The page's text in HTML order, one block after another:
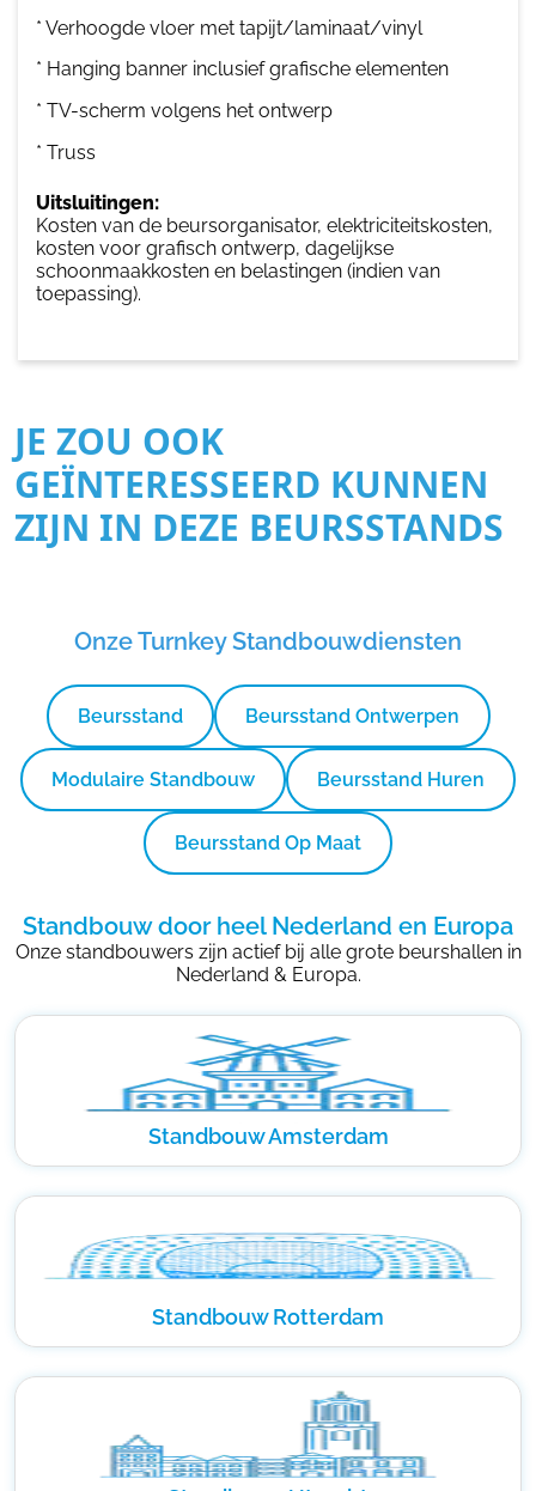
* Verhoogde vloer met tapijt/laminaat/vinyl
* Hanging banner inclusief grafische elementen
* TV-scherm volgens het ontwerp
* Truss
Uitsluitingen:
Kosten van de beursorganisator, elektriciteitskosten,
kosten voor grafisch ontwerp, dagelijkse
schoonmaakkosten en belastingen (indien van
toepassing).
JE ZOU OOK
GEÏNTERESSEERD KUNNEN
ZIJN IN DEZE BEURSSTANDS
Onze Turnkey Standbouwdiensten
Beursstand Beursstand Ontwerpen
Modulaire Standbouw Beursstand Huren
Beursstand Op Maat
Standbouw door heel Nederland en Europa
Onze standbouwers zijn actief bij alle grote beurshallen in
Nederland & Europa.
Standbouw Amsterdam
Standbouw Rotterdam